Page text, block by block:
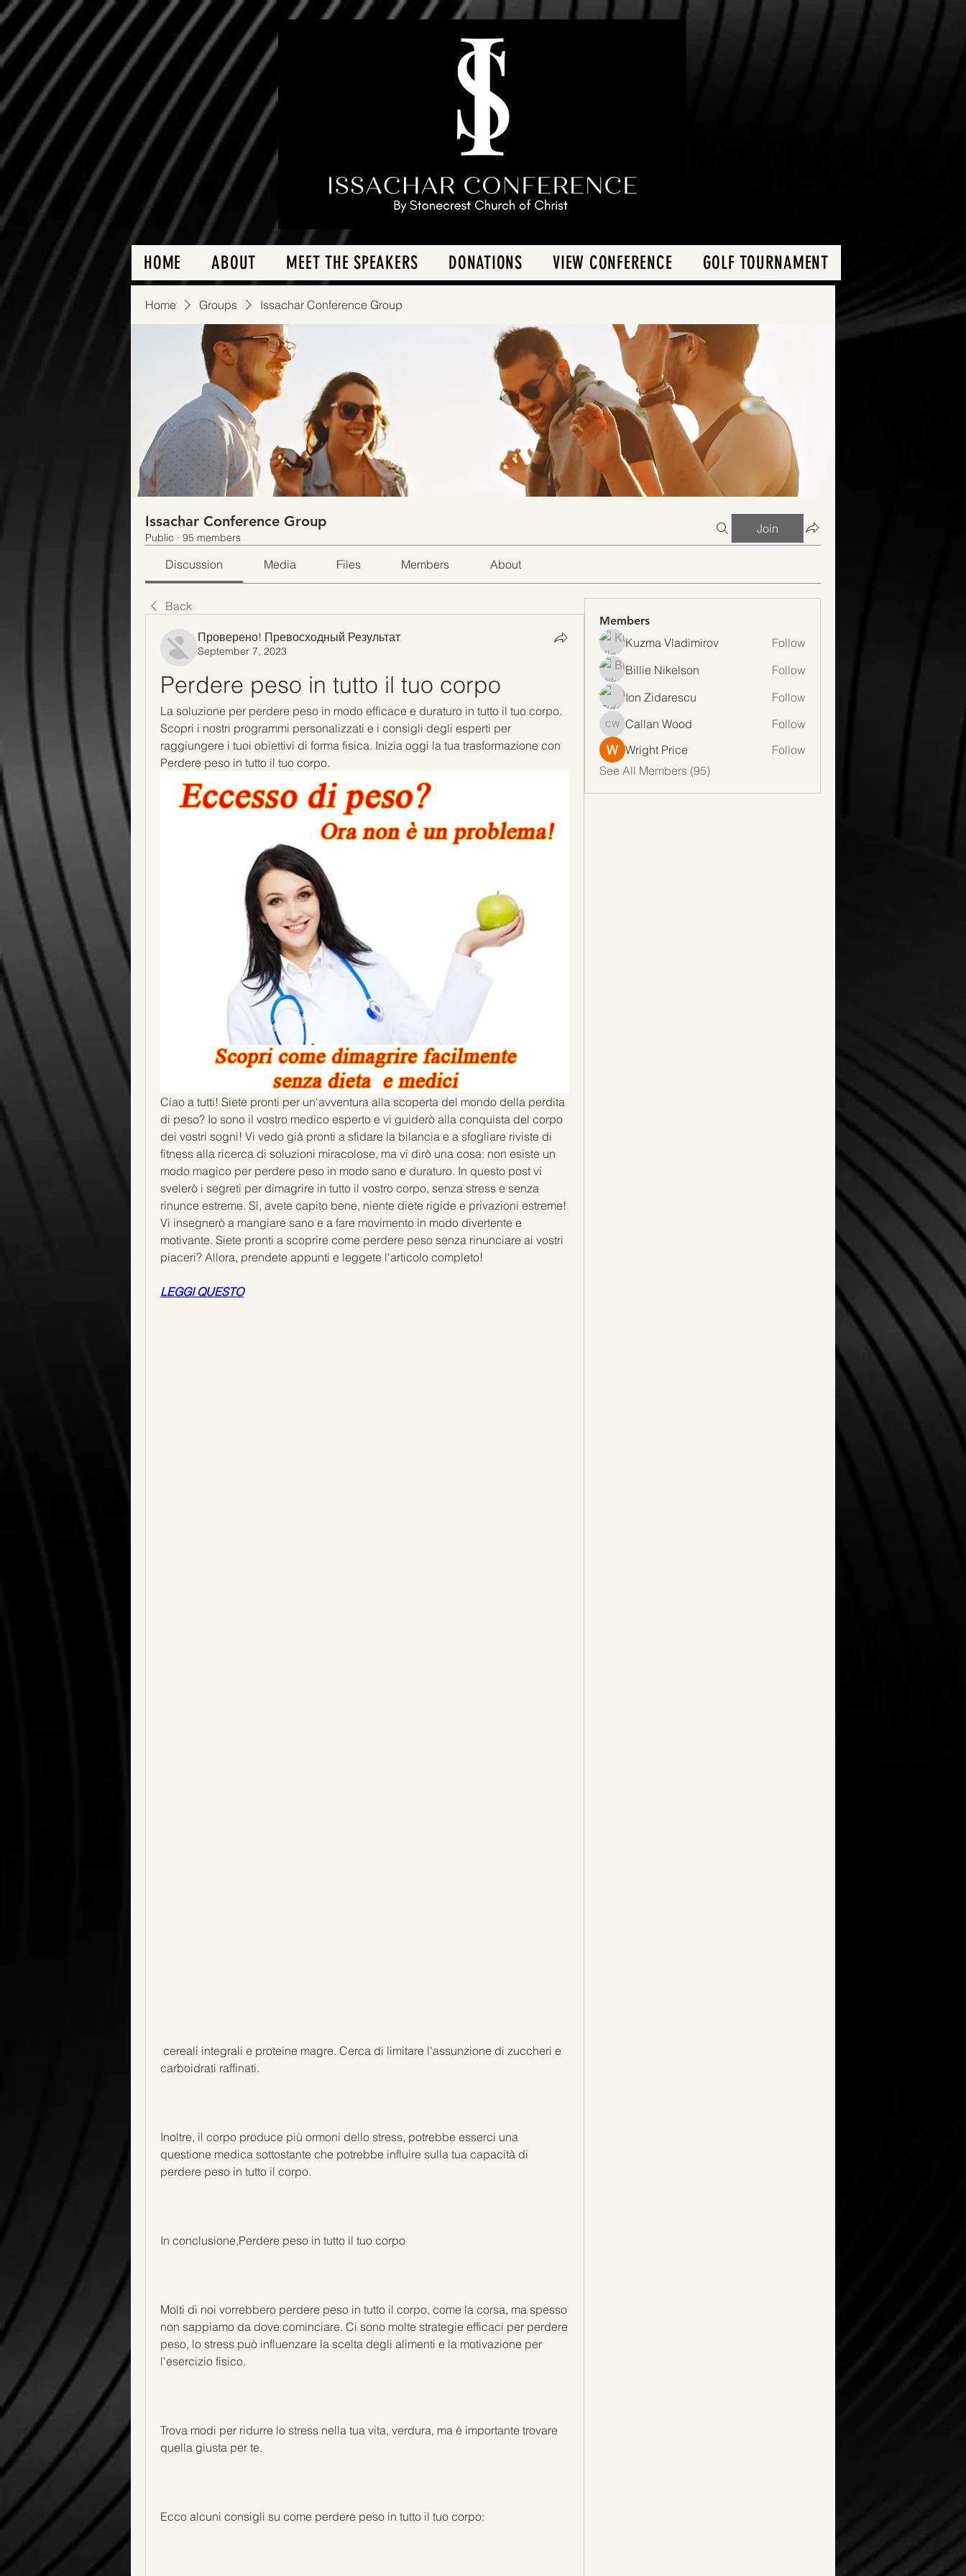
HOME ABOUT MEET THE SPEAKERS DONATIONS VIEW CONFERENCE GOLF TOURNAMENT
Home Groups Issachar Conference Group
Issachar Conference Group
Public · 95 members
Join
Discussion Media Files Members About
Back
Проверено! Превосходный Результат
September 7, 2023
Perdere peso in tutto il tuo corpo
La soluzione per perdere peso in modo efficace e duraturo in tutto il tuo corpo.
Scopri i nostri programmi personalizzati e i consigli degli esperti per
raggiungere i tuoi obiettivi di forma fisica. Inizia oggi la tua trasformazione con
Perdere peso in tutto il tuo corpo.
Ciao a tutti! Siete pronti per un'avventura alla scoperta del mondo della perdita
di peso? Io sono il vostro medico esperto e vi guiderò alla conquista del corpo
dei vostri sogni! Vi vedo già pronti a sfidare la bilancia e a sfogliare riviste di
fitness alla ricerca di soluzioni miracolose, ma vi dirò una cosa: non esiste un
modo magico per perdere peso in modo sano e duraturo. In questo post vi
svelerò i segreti per dimagrire in tutto il vostro corpo, senza stress e senza
rinunce estreme. Sì, avete capito bene, niente diete rigide e privazioni estreme!
Vi insegnerò a mangiare sano e a fare movimento in modo divertente e
motivante. Siete pronti a scoprire come perdere peso senza rinunciare ai vostri
piaceri? Allora, prendete appunti e leggete l'articolo completo!
LEGGI QUESTO
carboidrati raffinati.
Inoltre, il corpo produce più ormoni dello stress, potrebbe esserci una
questione medica sottostante che potrebbe influire sulla tua capacità di
perdere peso in tutto il corpo.
In conclusione,Perdere peso in tutto il tuo corpo
Molti di noi vorrebbero perdere peso in tutto il corpo, come la corsa, ma spesso
non sappiamo da dove cominciare. Ci sono molte strategie efficaci per perdere
peso, lo stress può influenzare la scelta degli alimenti e la motivazione per
l'esercizio fisico.
Trova modi per ridurre lo stress nella tua vita, verdura, ma è importante trovare
quella giusta per te.
Ecco alcuni consigli su come perdere peso in tutto il tuo corpo:
Members
Kuzma Vladimirov
Follow
Billie Nikelson
Follow
Ion Zidarescu
Follow
Callan Wood
Callan Wood
Follow
Wright Price
Follow
See All Members (95)